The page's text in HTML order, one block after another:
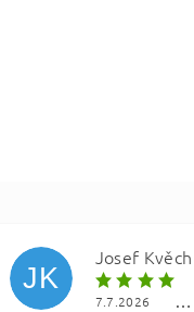
JK
Josef Kvěch
7.7.2026